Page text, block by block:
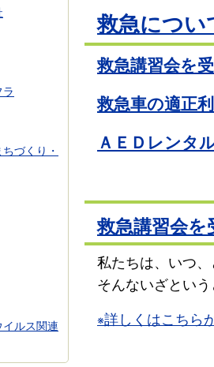
救急につい
救急講習会を
救急車の適正
ＡＥＤレンタ
救急講習会を
私たちは、いつ
そんないざとい
※詳しくはこちら
づくり・
ルス関連